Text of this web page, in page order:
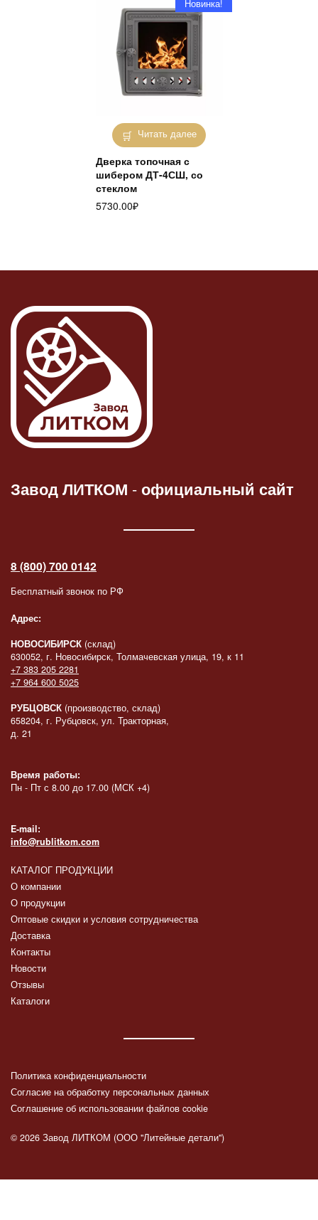
Читать далее
Новинка!
Дверка топочная с
шибером ДТ-4СШ, со
стеклом
5730.00₽
Завод ЛИТКОМ -официальный сайт
8 (800) 700 0142
Бесплатный звонок по РФ
Адрес:
НОВОСИБИРСК (склад)
630052, г. Новосибирск, Толмачевская улица, 19, к 11
+7 383 205 2281
+7 964 600 5025
РУБЦОВСК (производство, склад)
658204, г. Рубцовск, ул. Тракторная,
д. 21
Время работы:
Пн - Пт с 8.00 до 17.00 (МСК +4)
E-mail:
info@rublitkom.com
КАТАЛОГ ПРОДУКЦИИ
О компании
О продукции
Оптовые скидки и условия сотрудничества
Доставка
Контакты
Новости
Отзывы
Каталоги
Политика конфиденциальности
Согласие на обработку персональных данных
Соглашение об использовании файлов cookie
© 2026 Завод ЛИТКОМ (ООО "Литейные детали")